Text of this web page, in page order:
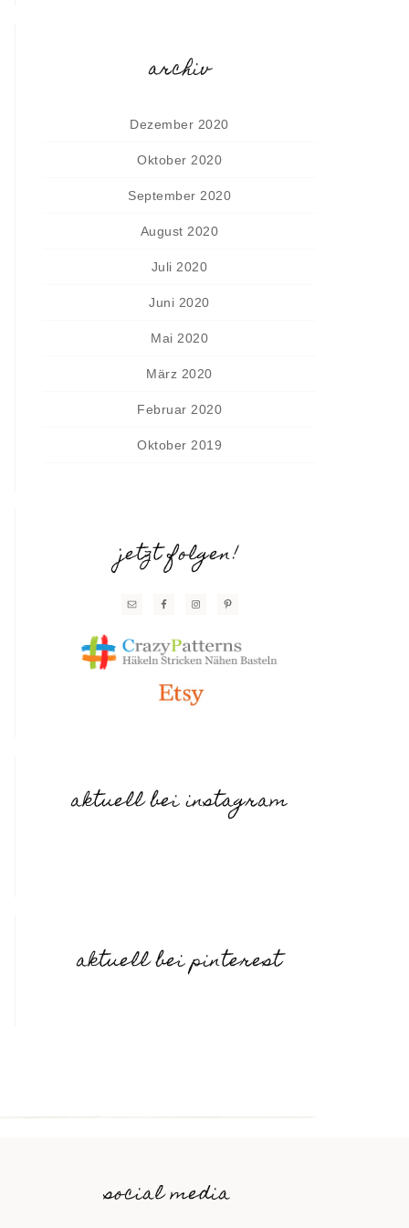
archiv
Dezember 2020
Oktober 2020
September 2020
August 2020
Juli 2020
Juni 2020
Mai 2020
März 2020
Februar 2020
Oktober 2019
jetzt folgen!
aktuell bei instagram
aktuell bei pinterest
social media